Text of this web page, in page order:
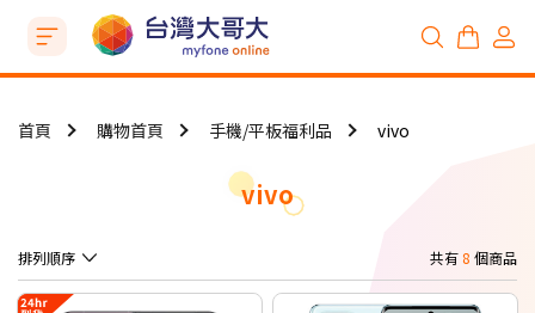
首頁 購物首頁 手機/平板福利品 vivo
vivo
排列順序 共有 8 個商品